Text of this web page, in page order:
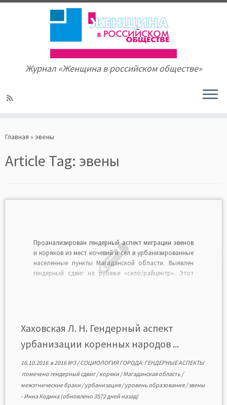
to
Журнал «Женщина в российском обществе»
Главная » эвены
Article Tag: эвены
Проанализирован гендерный аспект миграции эвенов
и коряков из мест кочевий и сел в урбанизированные
населенные пункты Магаданской области. Выявлен
гендерный сдвиг на рубеже «село/райцентр». Этот
Хаховская Л. Н. Гендерный аспект
урбанизации коренных народов ...
16.10.2016в2016 №3/СОЦИОЛОГИЯ ГОРОДА: ГЕНДЕРНЫЕ АСПЕКТЫ
помечено гендерный сдвиг/коряки /Магаданская область /
межэтнические браки /урбанизация/уровень образования/эвены
- Инна Кодина(обновлено 3572 дней назад)